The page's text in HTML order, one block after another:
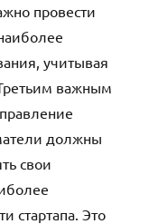
провести
учитывая
важным
должны
свои
стартапа. Это